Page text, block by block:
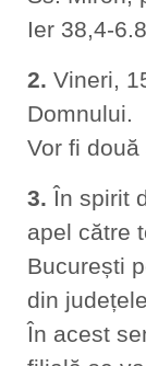
Ier 38,4-
2. Vineri,
Domnului.
Vor fi
3. În spirit
apel către
București
din
În acest